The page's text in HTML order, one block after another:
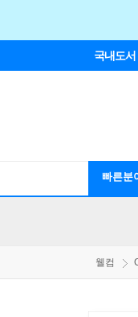
국내도서
빠른분
웰컴